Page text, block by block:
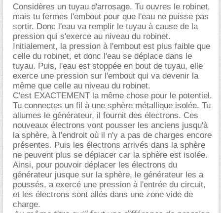
Considères un tuyau d'arrosage. Tu ouvres le robinet,
mais tu fermes l'embout pour que l'eau ne puisse pas
sortir. Donc l'eau va remplir le tuyau à cause de la
pression qui s'exerce au niveau du robinet.
Initialement, la pression à l'embout est plus faible que
celle du robinet, et donc l'eau se déplace dans le
tuyau. Puis, l'eau est stoppée en bout de tuyau, elle
exerce une pression sur l'embout qui va devenir la
même que celle au niveau du robinet.
C'est EXACTEMENT la même chose pour le potentiel.
Tu connectes un fil à une sphère métallique isolée. Tu
allumes le générateur, il fournit des électrons. Ces
nouveaux électrons vont pousser les anciens jusqu'à
la sphère, à l'endroit où il n'y a pas de charges encore
présentes. Puis les électrons arrivés dans la sphère
ne peuvent plus se déplacer car la sphère est isolée.
Ainsi, pour pouvoir déplacer les électrons du
générateur jusque sur la sphère, le générateur les a
poussés, a exercé une pression à l'entrée du circuit,
et les électrons sont allés dans une zone vide de
charge.